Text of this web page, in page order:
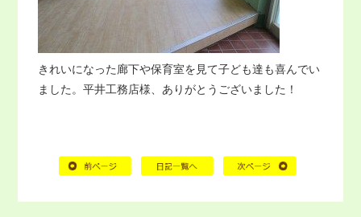
きれいになった廊下や保育室を見て子ども達も喜んでい
ました。平井工務店様、ありがとうございました！